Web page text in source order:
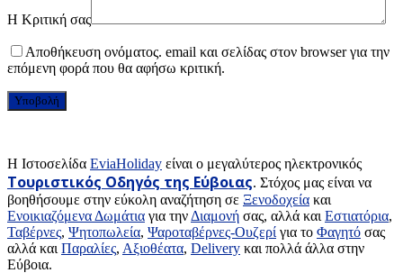
Η Κριτική σας
Αποθήκευση ονόματος. email και σελίδας στον browser για την
επόμενη φορά που θα αφήσω κριτική.
H Ιστοσελίδα EviaHoliday είναι ο μεγαλύτερος ηλεκτρονικός
Τουριστικός Οδηγός της Εύβοιας. Στόχος μας είναι να
βοηθήσουμε στην εύκολη αναζήτηση σε Ξενοδοχεία και
Ενοικιαζόμενα Δωμάτια για την Διαμονή σας, αλλά και Εστιατόρια,
Ταβέρνες, Ψητοπωλεία, Ψαροταβέρνες-Ουζερί για το Φαγητό σας
αλλά και Παραλίες, Αξιοθέατα, Delivery και πολλά άλλα στην
Εύβοια.